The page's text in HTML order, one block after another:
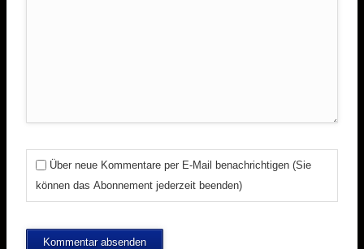
Über neue Kommentare per E-Mail benachrichtigen (Sie
können das Abonnement jederzeit beenden)
Kommentar absenden